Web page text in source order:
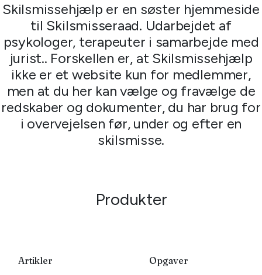
Skilsmissehjælp er en søster hjemmeside
til Skilsmisseraad. Udarbejdet af
psykologer, terapeuter i samarbejde med
jurist.. Forskellen er, at Skilsmissehjælp
ikke er et website kun for medlemmer,
men at du her kan vælge og fravælge de
redskaber og dokumenter, du har brug for
i overvejelsen før, under og efter en
skilsmisse.
Produkter
Artikler Opgaver